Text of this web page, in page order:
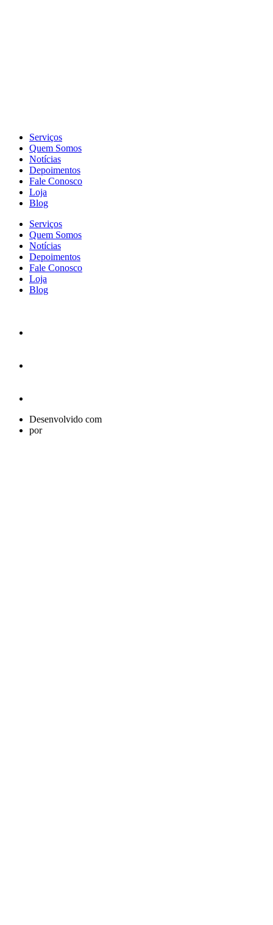
Serviços
Quem Somos
Notícias
Depoimentos
Fale Conosco
Loja
Blog
Serviços
Quem Somos
Notícias
Depoimentos
Fale Conosco
Loja
Blog
Desenvolvido com
por